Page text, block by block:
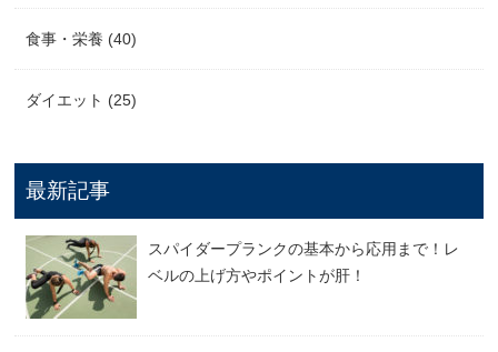
食事・栄養 (40)
ダイエット (25)
最新記事
スパイダープランクの基本から応用まで！レ
ベルの上げ方やポイントが肝！